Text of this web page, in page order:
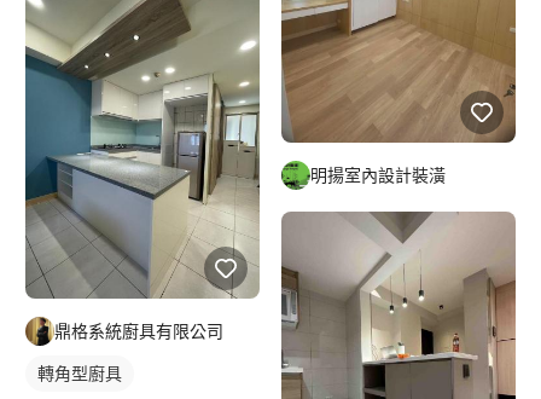
鼎格系統廚具有限公司
轉角型廚具
明揚室內設計裝潢